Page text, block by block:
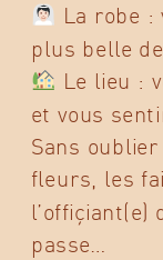
La robe :
plus belle
Le lieu :
et vous
Sans
fleurs, les
l’offiçiant(e)
passe…